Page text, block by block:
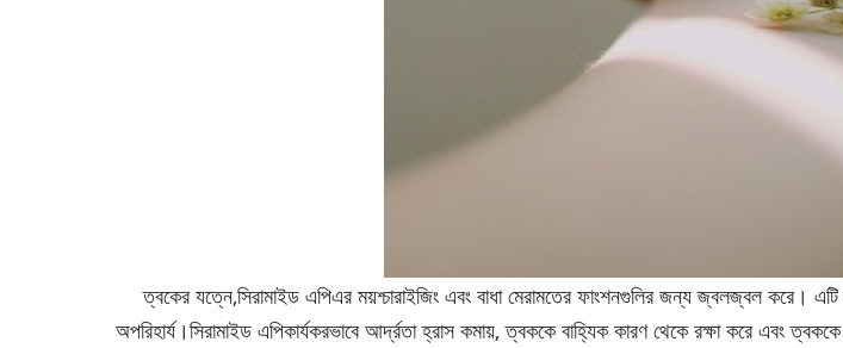
ত্বকের যত্নে,সিরামাইড এপিএর ময়শ্চারাইজিং এবং বাধা মেরামতের ফাংশনগুলির জন্য জ্বলজ্বল করে।
অপরিহার্য।সিরামাইড এপিকার্যকরভাবে আর্দ্রতা হ্রাস কমায়, ত্বককে বাহ্যিক কারণ থেকে রক্ষা করে এবং